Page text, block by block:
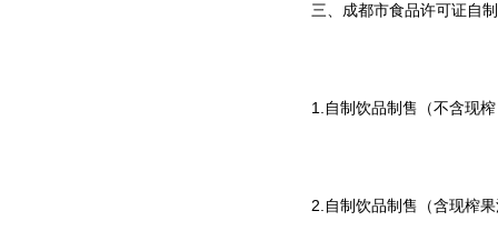
三、成都市食品许可证自
1.自制饮品制售（不含现
2.自制饮品制售（含现榨